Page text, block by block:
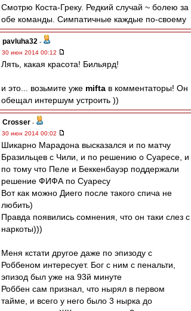
Смотрю Коста-Греку. Редкий случай ~ болею за
обе команды. Симпатичные каждые по-своему
pavluha32 -
30 июн 2014 00:12
Лять, какая красота! Бильярд!
и это... возьмите уже mifta в комментаторы! Он
обещал интершум устроить ))
Crosser -
30 июн 2014 00:02
Шикарно Марадона высказался и по матчу
Бразильцев с Чили, и по решению о Суаресе, и
по тому что Пеле и Беккенбауэр поддержали
решение ФИФА по Суаресу
Вот как можно Диего после такого спича не
любить)
Правда появились сомнения, что он таки слез с
наркоты)))
Меня кстати другое даже по эпизоду с
Роббеном интересует. Бог с ним с пенальти,
эпизод был уже на 93й минуте
Роббен сам признал, что нырял в первом
тайме, и всего у него было 3 нырка до